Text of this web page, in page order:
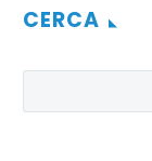
CERCA